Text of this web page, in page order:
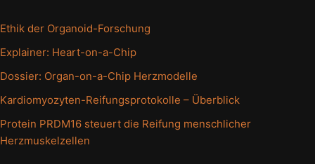
Ethik der Organoid-Forschung
Explainer: Heart-on-a-Chip
Dossier: Organ-on-a-Chip Herzmodelle
Kardiomyozyten-Reifungsprotokolle – Überblick
Protein PRDM16 steuert die Reifung menschlicher
Herzmuskelzellen